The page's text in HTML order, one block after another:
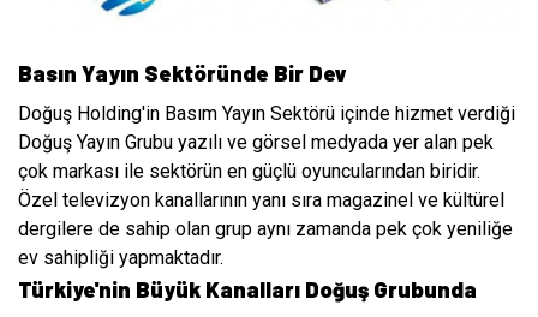
Basın Yayın Sektöründe Bir Dev
Doğuş Holding'in Basım Yayın Sektörü içinde hizmet verdiği
Doğuş Yayın Grubu yazılı ve görsel medyada yer alan pek
çok markası ile sektörün en güçlü oyuncularından biridir.
Özel televizyon kanallarının yanı sıra magazinel ve kültürel
dergilere de sahip olan grup aynı zamanda pek çok yeniliğe
ev sahipliği yapmaktadır.
Türkiye'nin Büyük Kanalları Doğuş Grubunda